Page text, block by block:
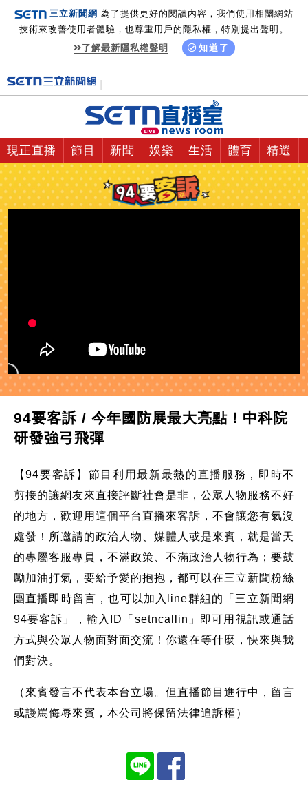
三立新聞網 為了提供更好的閱讀內容，我們使用相關網站
技術來改善使用者體驗，也尊重用戶的隱私權，特別提出聲明。
了解最新隱私權聲明
知道了
現正直播 節目 新聞 娛樂 生活 體育 精選
94要客訴 / 今年國防展最大亮點！中科院
研發強弓飛彈
【94要客訴】節目利用最新最熱的直播服務，即時不
剪接的讓網友來直接評斷社會是非，公眾人物服務不好
的地方，歡迎用這個平台直播來客訴，不會讓您有氣沒
處發！所邀請的政治人物、媒體人或是來賓，就是當天
的專屬客服專員，不滿政策、不滿政治人物行為；要鼓
勵加油打氣，要給予愛的抱抱，都可以在三立新聞粉絲
團直播即時留言，也可以加入line群組的「三立新聞網
94要客訴」，輸入ID「setncallin」即可用視訊或通話
方式與公眾人物面對面交流！你還在等什麼，快來與我
們對決。
（來賓發言不代表本台立場。但直播節目進行中，留言
或謾罵侮辱來賓，本公司將保留法律追訴權）